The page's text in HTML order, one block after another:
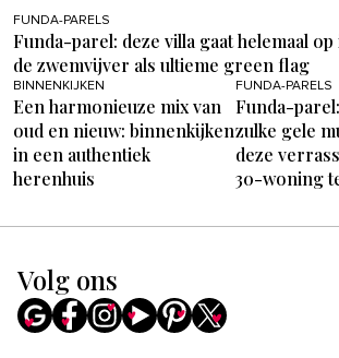
FUNDA-PARELS
Funda-parel: deze villa gaat helemaal
de zwemvijver als ultieme green flag
BINNENKIJKEN
Een harmonieuze mix van
oud en nieuw: binnenkijken
in een authentiek
herenhuis
FUNDA-PARELS
Funda-
zulke gele
deze
30-woning
Volg ons